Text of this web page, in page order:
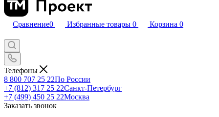
Сравнение0 Избранные товары 0 Корзина 0
Телефоны
8 800 707 25 22По России
+7 (812) 317 25 22Санкт-Петербург
+7 (499) 450 25 22Москва
Заказать звонок